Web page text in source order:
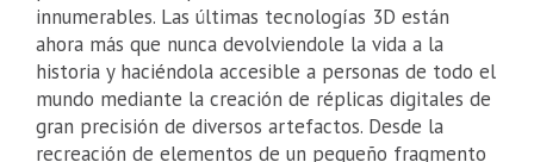
innumerables. Las últimas tecnologías 3D están
ahora más que nunca devolviendole la vida a la
historia y haciéndola accesible a personas de todo el
mundo mediante la creación de réplicas digitales de
gran precisión de diversos artefactos. Desde la
recreación de elementos de un pequeño fragmento